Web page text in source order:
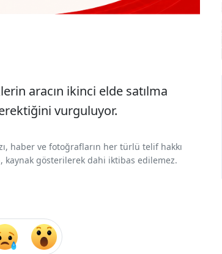
aracın ikinci elde satılma
vurguluyor.
haber ve fotoğrafların her türlü telif hakkı
kaynak gösterilerek dahi iktibas edilemez.